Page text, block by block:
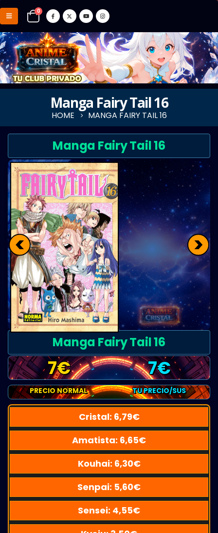
0
Manga Fairy Tail 16
HOME MANGA FAIRY TAIL 16
Manga Fairy Tail 16
< >
Manga Fairy Tail 16
7€ 7€
PRECIO NORMAL TU PRECIO/SUS
Cristal: 6,79€
Amatista: 6,65€
Kouhai: 6,30€
Senpai: 5,60€
Sensei: 4,55€